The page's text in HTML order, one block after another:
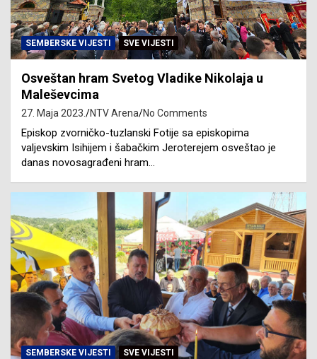
SEMBERSKE VIJESTI SVE VIJESTI
Osveštan hram Svetog Vladike Nikolaja u
Maleševcima
27. Maja 2023. NTV Arena No Comments
Episkop zvorničko-tuzlanski Fotije sa episkopima
valjevskim Isihijem i šabačkim Jeroterejem osveštao je
danas novosagrađeni hram…
SEMBERSKE VIJESTI SVE VIJESTI